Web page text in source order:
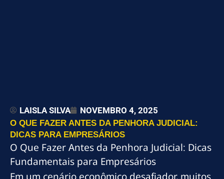
LAISLA SILVA NOVEMBRO 4, 2025
O QUE FAZER ANTES DA PENHORA JUDICIAL:
DICAS PARA EMPRESÁRIOS
O Que Fazer Antes da Penhora Judicial: Dicas
Fundamentais para Empresários